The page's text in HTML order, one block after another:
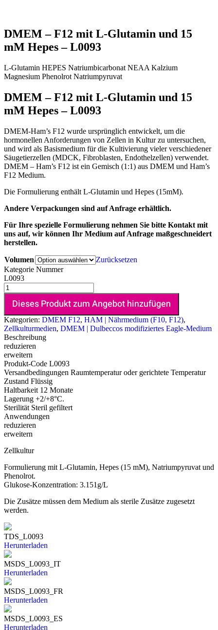
DMEM – F12 mit L-Glutamin und 15
mM Hepes – L0093
L-Glutamin HEPES Natriumbicarbonat NEAA Kalzium
Magnesium Phenolrot Natriumpyruvat
DMEM – F12 mit L-Glutamin und 15
mM Hepes – L0093
DMEM-Ham’s F12 wurde ursprünglich entwickelt, um die
hormonellen Anforderungen von Zellen in Kultur zu untersuchen,
und wird als Basismedium für die Kultivierung vieler verschiedener
Säugetierzellen (MDCK, Fibroblasten, Endothelzellen) verwendet.
DMEM – Ham’s F12 ist ein Gemisch (1:1) aus DMEM und Ham’s
F12 Medium.
Die Formulierung enthält L-Glutamin und Hepes (15mM).
Andere Verpackungen sind auf Anfrage erhältlich.
Für Ihre spezielle Formulierung nehmen Sie bitte Kontakt mit
uns auf, wir können Ihr Medium auf Anfrage maßgeschneidert
herstellen.
Volumen
Zurücksetzen
Kategorie Nummer
L0093
Dieses Produkt zum Angebot hinzufügen
Kategorien: DMEM F12, HAM | Nährmedium (F10, F12),
Zellkulturmedien, DMEM | Dulbeccos modifiziertes Eagle-Medium
Beschreibung
reduzieren
erweitern
Produkt-Code L0093
Versandbedingungen Raumtemperatur oder gerichtete Temperatur
Zustand Flüssig
Haltbarkeit 12 Monate
Lagerung +2/+8°C.
Sterilität Steril gefiltert
Anwendungen
reduzieren
erweitern
Zellkultur
Formulierung mit L-Glutamin, Hepes (15 mM), Natriumpyruvat und
Phenolrot.
Glukose-Konzentration: 3.151g/L
Die Zusätze müssen dem Medium als sterile Zusätze zugesetzt
werden.
TDS_L0093
Herunterladen
MSDS_L0093_IT
Herunterladen
MSDS_L0093_FR
Herunterladen
MSDS_L0093_ES
Herunterladen